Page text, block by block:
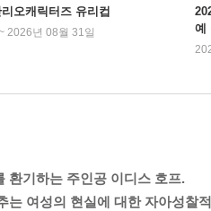
오캐릭터즈 유리컵
2026년 08월 31일
예
환기하는 주인공 이디스 호프.
는 여성의 현실에 대한 자아성찰